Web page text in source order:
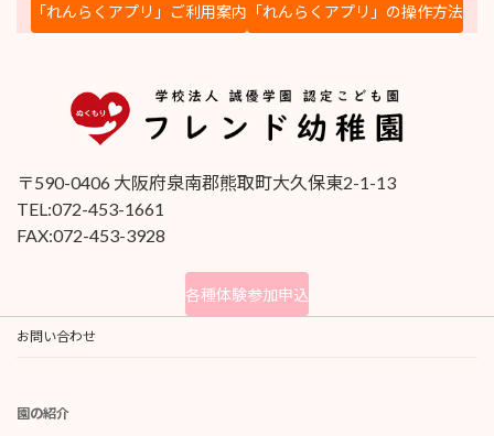
「れんらくアプリ」ご利用案内 「れんらくアプリ」の操作方法
〒590-0406 大阪府泉南郡熊取町大久保東2-1-13
TEL:072-453-1661
FAX:072-453-3928
各種体験参加申込
お問い合わせ
園の紹介